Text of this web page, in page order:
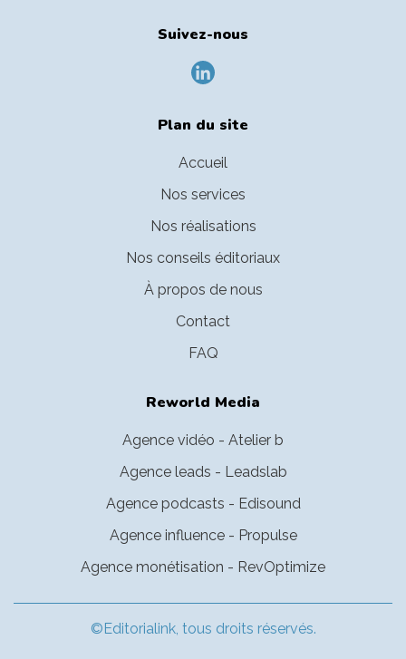
Suivez-nous
Plan du site
Accueil
Nos services
Nos réalisations
Nos conseils éditoriaux
À propos de nous
Contact
FAQ
Reworld Media
Agence vidéo - Atelier b
Agence leads - Leadslab
Agence podcasts - Edisound
Agence influence - Propulse
Agence monétisation - RevOptimize
©Editorialink, tous droits réservés.